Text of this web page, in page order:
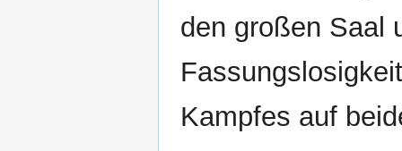
den großen Saal
Kampfes auf